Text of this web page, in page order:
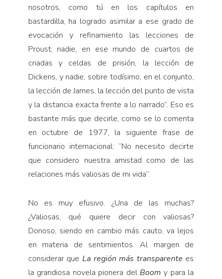
nosotros, como tú en los capítulos en
bastardilla, ha logrado asimilar a ese grado de
evocación y refinamiento las lecciones de
Proust; nadie, en ese mundo de cuartos de
criadas y celdas de prisión, la lección de
Dickens, y nadie, sobre todísimo, en el conjunto,
la lección de James, la lección del punto de vista
y la distancia exacta frente a lo narrado”. Eso es
bastante más que decirle, como se lo comenta
en octubre de 1977, la siguiente frase de
funcionario internacional: “No necesito decirte
que considero nuestra amistad como de las
relaciones más valiosas de mi vida”.
No es muy efusivo. ¿Una de las muchas?
¿Valiosas, qué quiere decir con valiosas?
Donoso, siendo en cambio más cauto, va lejos
en materia de sentimientos. Al margen de
considerar que La región más transparente es
la grandiosa novela pionera del Boomy para la